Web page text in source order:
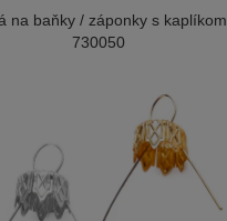
na baňky / záponky s kaplíkom
730050